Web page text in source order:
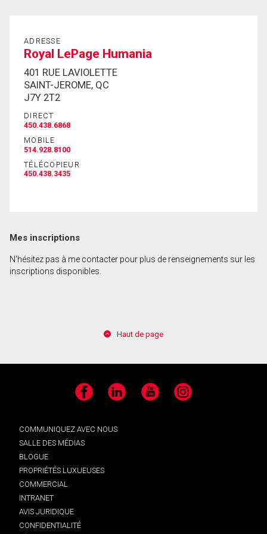
ADRESSE
Royal LePage Humania
401 RUE LAVIOLETTE
SAINT-JEROME, QC
J7Y 2T2
DIRECT
450.438.6868
MOBILE
514.928.8100
TÉLÉCOPIEUR
450.438.3435
Mes inscriptions
N'hésitez pas à me contacter pour plus de renseignements sur les
inscriptions disponibles.
Haut de page
Facebook LinkedIn YouTube Instagram
COMMUNIQUEZ AVEC NOUS
SALLE DES MÉDIAS
BLOGUE
PROPRIÉTÉS LUXUEUSES
COMMERCIAL
INTRANET
AVIS JURIDIQUE
CONFIDENTIALITÉ